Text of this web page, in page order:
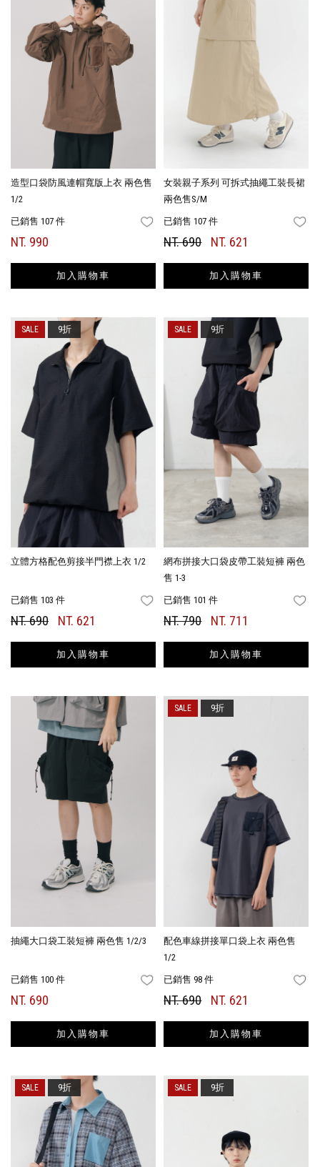
造型口袋防風連帽寬版上衣 兩色售
1/2
已銷售 107 件 FAVORITES
NT. 990
加入購物車
女裝親子系列 可拆式抽繩工裝長裙
兩色售S/M
已銷售 107 件
NT. 690 NT. 621
加入購物車
立體方格配色剪接半門襟上衣 1/2
已銷售 103 件 FAVORITES
NT. 690 NT. 621
加入購物車
9折
網布拼接大口袋皮帶工裝短褲 兩色
售 1-3
已銷售 101 件
NT. 790 NT. 711
加入購物車
9折
抽繩大口袋工裝短褲 兩色售 1/2/3
已銷售 100 件 FAVORITES
NT. 690
加入購物車
配色車線拼接單口袋上衣 兩色售
1/2
已銷售 98 件
NT. 690 NT. 621
加入購物車
9折
9折 9折